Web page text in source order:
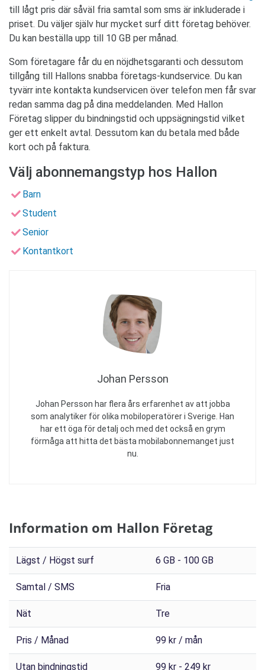
till lågt pris där såväl fria samtal som sms är inkluderade i
priset. Du väljer själv hur mycket surf ditt företag behöver.
Du kan beställa upp till 10 GB per månad.
Som företagare får du en nöjdhetsgaranti och dessutom
tillgång till Hallons snabba företags-kundservice. Du kan
tyvärr inte kontakta kundservicen över telefon men får svar
redan samma dag på dina meddelanden. Med Hallon
Företag slipper du bindningstid och uppsägningstid vilket
ger ett enkelt avtal. Dessutom kan du betala med både
kort och på faktura.
Välj abonnemangstyp hos Hallon
Barn
Student
Senior
Kontantkort
Johan Persson
Johan Persson har flera års erfarenhet av att jobba
som analytiker för olika mobiloperatörer i Sverige. Han
har ett öga för detalj och med det också en grym
förmåga att hitta det bästa mobilabonnemanget just
nu.
Information om Hallon Företag
Lägst / Högst surf 6 GB - 100 GB
Samtal / SMS Fria
Nät Tre
Pris / Månad 99 kr / mån
Utan bindningstid 99 kr - 249 kr